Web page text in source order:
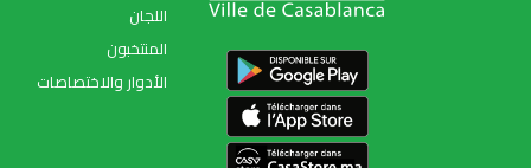
اللجان
المنتخبون
الأدوار والاختصاصات